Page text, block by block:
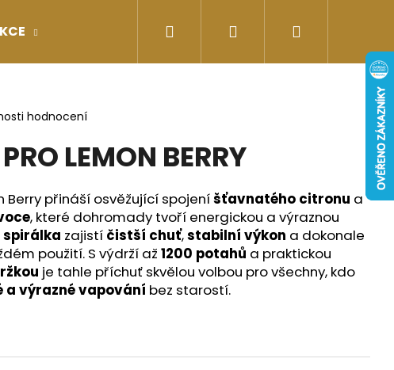
Doplňky stravy Energy-kofeinové
Přihlášení
hodnocení
LEMON BERRY
Berry přináší osvěžující spojeníšťavnatého citronu a
, které dohromady tvoří energickou a výraznou
spirálka zajistí čistší chuť,stabilní výkon a dokonale
použití. S výdrží až 1200 potahů a praktickou
je tahle příchuť skvělou volbou pro všechny, kdo
a výrazné vapování bez starostí.
MIX